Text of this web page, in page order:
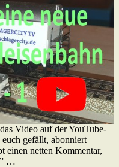
Video auf der YouTube-
euch gefällt, abonniert
einen netten Kommentar,
…